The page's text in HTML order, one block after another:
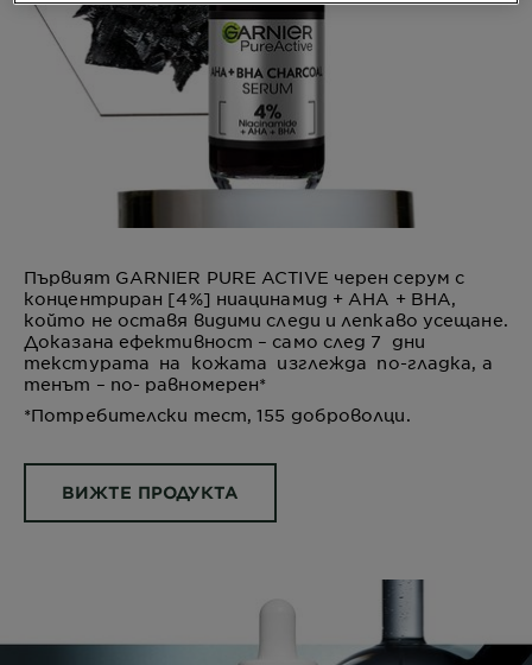
Първият GARNIER PURE ACTIVE черен серум с
концентриран [4%] ниацинамид + AHA + BHA,
който не оставя видими следи и лепкаво усещане.
Доказана ефективност – само след 7
дни
текстурата на кожата изглежда по-гладка, a
тенът – по- равномерен*
*Потребителски тест, 155 доброволци.
ВИЖТЕ ПРОДУКТА